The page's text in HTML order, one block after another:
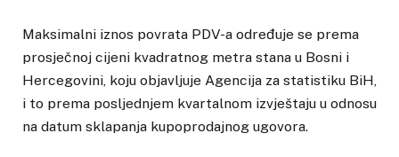
Maksimalni iznos povrata PDV-a određuje se prema
prosječnoj cijeni kvadratnog metra stana u Bosni i
Hercegovini, koju objavljuje Agencija za statistiku BiH,
i to prema posljednjem kvartalnom izvještaju u odnosu
na datum sklapanja kupoprodajnog ugovora.